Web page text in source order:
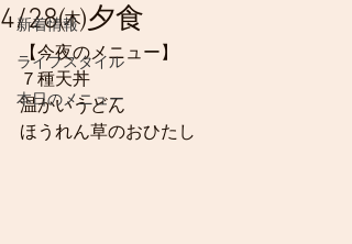
新着情報
ライフスタイル
本日のメニュー
4/28㈭夕食
【今夜のメニュー】
７種天丼
温かいうどん
ほうれん草のおひたし